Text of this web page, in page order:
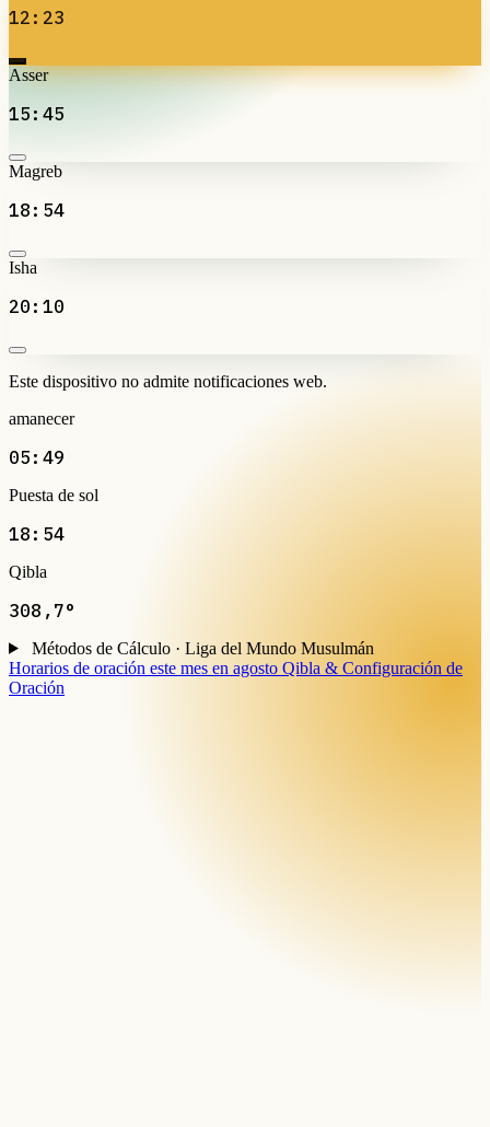
12:23
Asser
15:45
Magreb
18:54
Isha
20:10
Este dispositivo no admite notificaciones web.
amanecer
05:49
Puesta de sol
18:54
Qibla
308,7°
Métodos de Cálculo · Liga del Mundo Musulmán
Horarios de oración este mes en agosto Qibla & Configuración de
Oración